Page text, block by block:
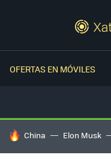
OFERTAS EN MÓVILES
HOY SE HABLA DE
China Elon Musk